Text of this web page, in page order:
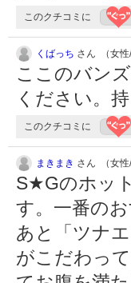
このクチコミに
くばっち さん （女性
ここのバン
ください。
このクチコミに
まきまき さん （女性
S★Gのホッ
す。一番の
あと「ツナ
がこだわっ